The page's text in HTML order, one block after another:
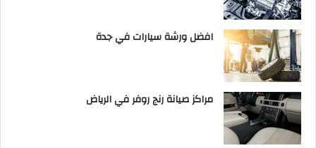
افضل ورشة سيارات في جدة
مراكز صيانة رنج روفر في الرياض